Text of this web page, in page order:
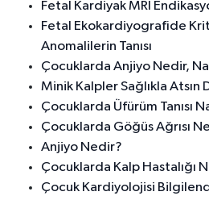
Fetal Kardiyak MRI
Fetal Ekokardiyografide
Anomalilerin Tanısı
Çocuklarda Anjiyo Nedir,
Minik Kalpler Sağlıkla Atsın
Çocuklarda Üfürüm Tanısı
Çocuklarda Göğüs Ağrısı
Anjiyo Nedir?
Çocuklarda Kalp Hastalığı
Çocuk Kardiyolojisi